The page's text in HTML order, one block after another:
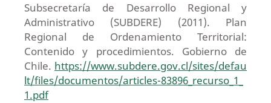
Subsecretaría de Desarrollo Regional y
Administrativo (SUBDERE) (2011). Plan
Regional de Ordenamiento Territorial:
Contenido y procedimientos. Gobierno de
Chile. https://www.subdere.gov.cl/sites/defau
lt/files/documentos/articles-83896_recurso_1_
1.pdf